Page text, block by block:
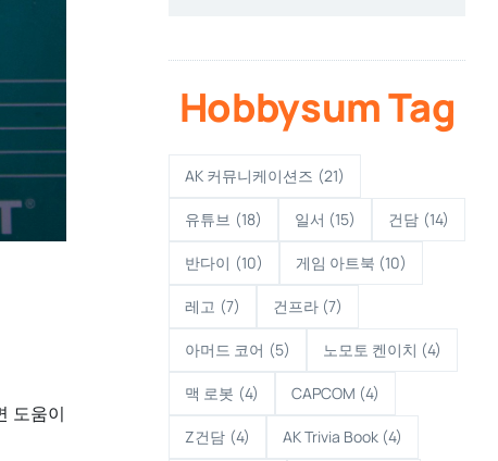
도움이
Hobbysum Tag
AK 커뮤니케이션즈 (21)
유튜브 (18) 일서 (15) 건담 (14)
반다이 (10) 게임 아트북 (10)
레고 (7) 건프라 (7)
아머드 코어 (5) 노모토 켄이치 (4)
맥 로봇 (4) CAPCOM (4)
Z건담 (4) AK Trivia Book (4)